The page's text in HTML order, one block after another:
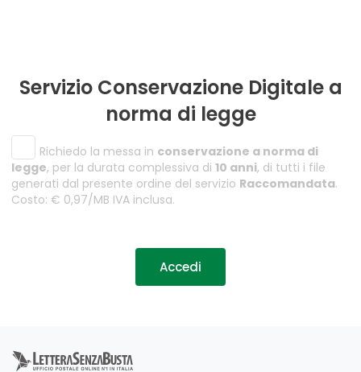
Servizio Conservazione Digitale a
norma di legge
Richiedo la messa in conservazione a norma di
legge, per la durata complessiva di 10 anni, di tutti i file
generati dal presente ordine del servizio Raccomandata.
Costo: € 0,97/MB IVA inclusa.
Accedi